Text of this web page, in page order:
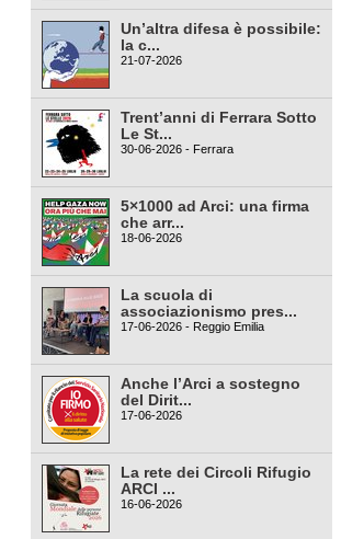
Un’altra difesa è possibile:
la c...
21-07-2026
Trent’anni di Ferrara Sotto
Le St...
30-06-2026 - Ferrara
5×1000 ad Arci: una firma
che arr...
18-06-2026
La scuola di
associazionismo pres...
17-06-2026 - Reggio Emilia
Anche l’Arci a sostegno
del Dirit...
17-06-2026
La rete dei Circoli Rifugio
ARCI ...
16-06-2026